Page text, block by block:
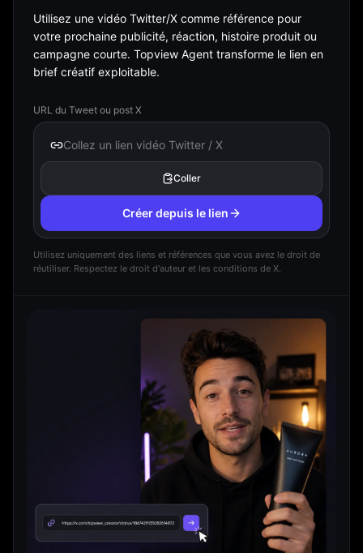
Utilisez une vidéo Twitter/X comme référence pour
votre prochaine publicité, réaction, histoire produit ou
campagne courte. Topview Agent transforme le lien en
brief créatif exploitable.
URL du Tweet ou post X
Coller
Créer depuis le lien
Utilisez uniquement des liens et références que vous avez le droit de
réutiliser. Respectez le droit d'auteur et les conditions de X.